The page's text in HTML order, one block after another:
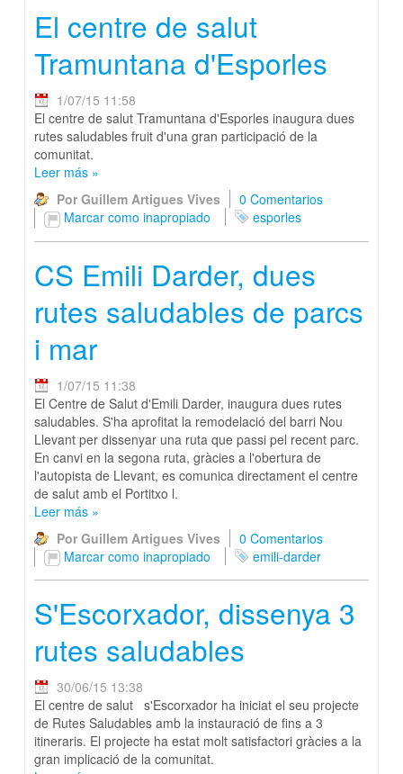
El centre de salut
Tramuntana d'Esporles
1/07/15 11:58
El centre de salut Tramuntana d'Esporles inaugura dues
rutes saludables fruit d'una gran participació de la
comunitat.
Leer más »
Por Guillem Artigues Vives
0 Comentarios
Marcar como inapropiado
esporles
CS Emili Darder, dues
rutes saludables de parcs
i mar
1/07/15 11:38
El Centre de Salut d'Emili Darder, inaugura dues rutes
saludables. S'ha aprofitat la remodelació del barri Nou
Llevant per dissenyar una ruta que passi pel recent parc.
En canvi en la segona ruta, gràcies a l'obertura de
l'autopista de Llevant, es comunica directament el centre
de salut amb el Portitxo l.
Leer más »
Por Guillem Artigues Vives
0 Comentarios
Marcar como inapropiado
emili-darder
S'Escorxador, dissenya 3
rutes saludables
30/06/15 13:38
El centre de salut s'Escorxador ha iniciat el seu projecte
de Rutes Saludables amb la instauració de fins a 3
itineraris. El projecte ha estat molt satisfactori gràcies a la
gran implicació de la comunitat.